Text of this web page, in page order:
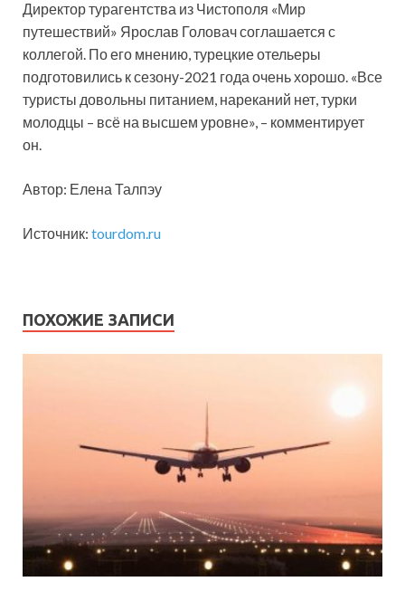
Директор турагентства из Чистополя «Мир
путешествий» Ярослав Головач соглашается с
коллегой. По его мнению, турецкие отельеры
подготовились к сезону-2021 года очень хорошо. «Все
туристы довольны питанием, нареканий нет, турки
молодцы – всё на высшем уровне», – комментирует
он.
Автор: Елена Талпэу
Источник: tourdom.ru
ПОХОЖИЕ ЗАПИСИ